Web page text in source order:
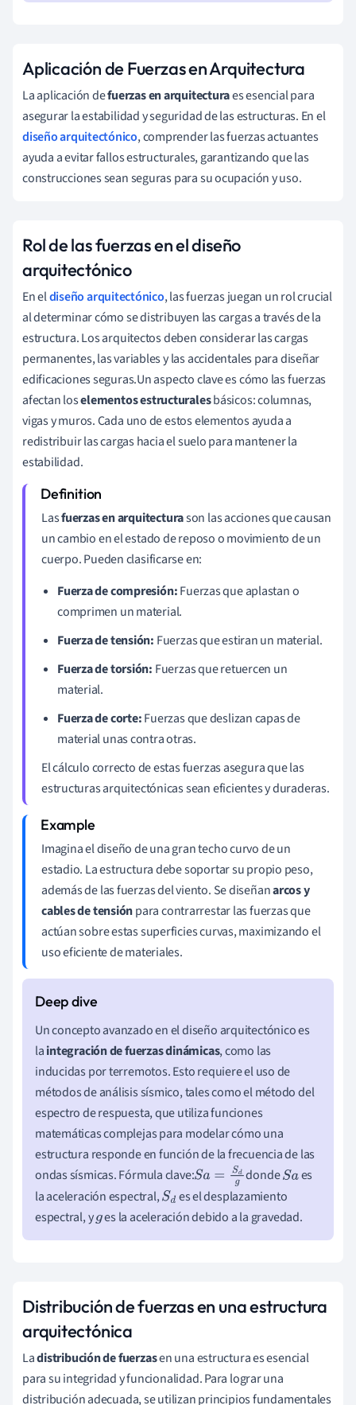
Aplicación de Fuerzas en Arquitectura
La aplicación defuerzas en arquitecturaes esencial para
asegurar la estabilidad y seguridad de las estructuras. En el
diseño arquitectónico, comprender las fuerzas actuantes
ayuda a evitar fallos estructurales, garantizando que las
construcciones sean seguras para su ocupación y uso.
Rol de las fuerzas en el diseño
arquitectónico
En eldiseño arquitectónico, las fuerzas juegan un rol crucial
al determinar cómo se distribuyen las cargas a través de la
estructura. Los arquitectos deben considerar las cargas
permanentes, las variables y las accidentales para diseñar
edificaciones seguras.Un aspecto clave es cómo las fuerzas
afectan loselementos estructuralesbásicos: columnas,
vigas y muros. Cada uno de estos elementos ayuda a
redistribuir las cargas hacia el suelo para mantener la
estabilidad.
Lasfuerzas en arquitecturason las acciones que causan
un cambio en el estado de reposo o movimiento de un
cuerpo. Pueden clasificarse en:
Fuerza de compresión:Fuerzas que aplastan o
comprimen un material.
Fuerza de tensión: Fuerzas que estiran un material.
Fuerza de torsión: Fuerzas que retuercen un
material.
Fuerza de corte:Fuerzas que deslizan capas de
material unas contra otras.
El cálculo correcto de estas fuerzas asegura que las
estructuras arquitectónicas sean eficientes y duraderas.
Imagina el diseño de una gran techo curvo de un
estadio. La estructura debe soportar su propio peso,
además de las fuerzas del viento. Se diseñanarcos y
cables de tensiónpara contrarrestar las fuerzas que
actúan sobre estas superficies curvas, maximizando el
uso eficiente de materiales.
Un concepto avanzado en el diseño arquitectónico es
laintegración de fuerzas dinámicas, como las
inducidas por terremotos. Esto requiere el uso de
métodos de análisis sísmico, tales como el método del
espectro de respuesta, que utiliza funciones
matemáticas complejas para modelar cómo una
estructura responde en función de la frecuencia de las
ondas sísmicas. Fórmula clave:Sa= Sd g dondeSaes
la aceleración espectral,Sdes el desplazamiento
espectral, yges la aceleración debido a la gravedad.
Distribución de fuerzas en una estructura
arquitectónica
Ladistribución de fuerzasen una estructura es esencial
para su integridad y funcionalidad. Para lograr una
distribución adecuada, se utilizan principios fundamentales